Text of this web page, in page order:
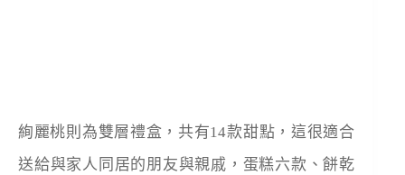
絢麗桃則為雙層禮盒，共有14款甜點，這很適合
送給與家人同居的朋友與親戚，蛋糕六款、餅乾